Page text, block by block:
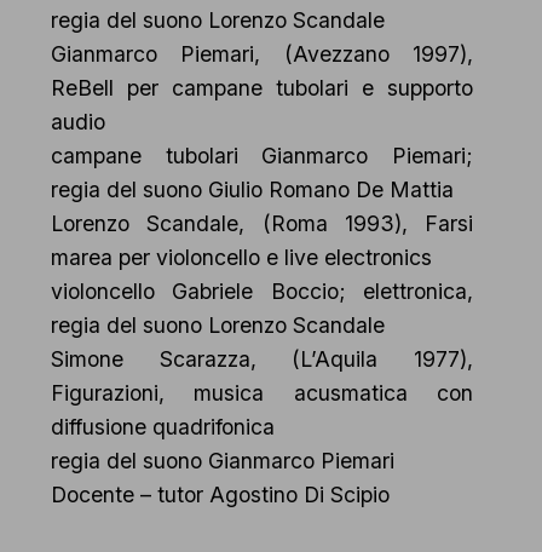
regia del suono Lorenzo Scandale
Gianmarco Piemari, (Avezzano 1997),
ReBell per campane tubolari e supporto
audio
campane tubolari Gianmarco Piemari;
regia del suono Giulio Romano De Mattia
Lorenzo Scandale, (Roma 1993), Farsi
marea per violoncello e live electronics
violoncello Gabriele Boccio; elettronica,
regia del suono Lorenzo Scandale
Simone Scarazza, (L’Aquila 1977),
Figurazioni, musica acusmatica con
diffusione quadrifonica
regia del suono Gianmarco Piemari
Docente – tutor Agostino Di Scipio